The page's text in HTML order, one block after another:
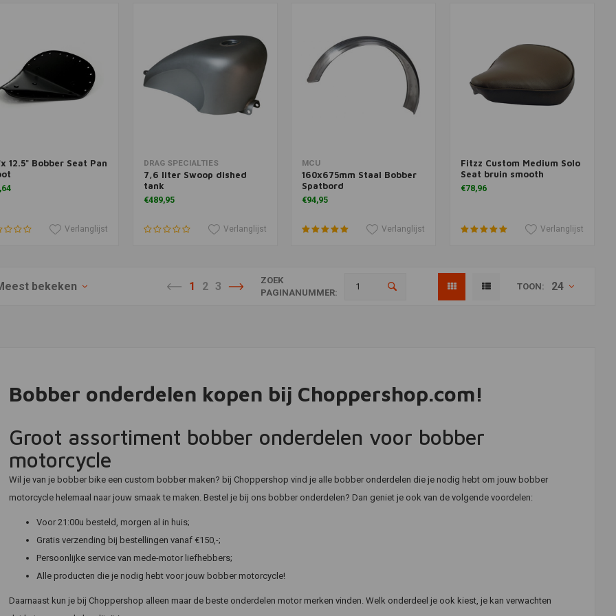
aan winkelwagen
12.5" Bobber Seat Pan
Verlanglijst
Toevoegen aan winkelwagen
DRAG SPECIALTIES
7,6 liter Swoop dished
tank
€489,95
Verlanglijst
MCU
160x675mm Staal Bobber
Spatbord
€94,95
Verlanglijst
Toevoegen aan winkelwagen
Fitzz Custom Medium Solo
Seat bruin smooth
€78,96
Verlanglijst
bekeken 1 2 3
ZOEK
PAGINANUMMER:
TOON: 24
Bobber onderdelen kopen bij Choppershop.com!
Groot assortiment bobber onderdelen voor bobber
motorcycle
Wil je van je bobber bike een custom bobber maken? bij Choppershop vind je alle bobber onderdelen die je nodig hebt om jouw bobber
motorcycle helemaal naar jouw smaak te maken. Bestel je bij ons bobber onderdelen? Dan geniet je ook van de volgende voordelen:
Voor 21:00u besteld, morgen al in huis;
Gratis verzending bij bestellingen vanaf €150,-;
Persoonlijke service van mede-motor liefhebbers;
Alle producten die je nodig hebt voor jouw bobber motorcycle!
Daarnaast kun je bij Choppershop alleen maar de beste onderdelen motor merken vinden. Welk onderdeel je ook kiest, je kan verwachten